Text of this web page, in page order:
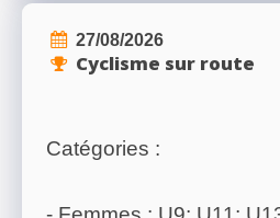
27/08/2026
Cyclisme sur route
Catégories :